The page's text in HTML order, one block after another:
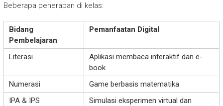
Beberapa penerapan di kelas:
Bidang
Pembelajaran
Pemanfaatan Digital
Literasi
Aplikasi membaca interaktif dan e-
book
Numerasi
Game berbasis matematika
IPA & IPS
Simulasi eksperimen virtual dan